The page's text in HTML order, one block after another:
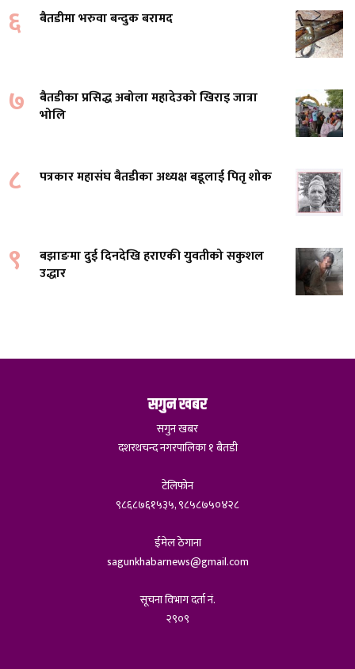
६ बैतडीमा भरुवा बन्दुक बरामद
७
बैतडीका प्रसिद्ध अबोला महादेउको खिराइ जात्रा
भोलि
८ पत्रकार महासंघ बैतडीका अध्यक्ष बडूलाई पितृ शोक
९
बझाङमा दुई दिनदेखि हराएकी युवतीको सकुशल
उद्धार
सगुन खबर
सगुन खबर
दशरथचन्द नगरपालिका १ बैतडी
टेलिफोन
९८६८७६१५३५, ९८५८७५०४२८
ईमेल ठेगाना
sagunkhabarnews@gmail.com
सूचना विभाग दर्ता नं.
२९०९